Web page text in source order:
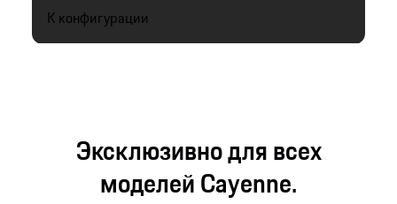
К конфигурации
Эксклюзивно для всех
моделей Cayenne.